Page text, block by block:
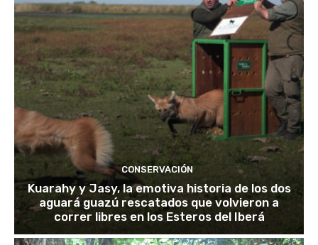
CONSERVACIÓN
Kuarahy y Jasy, la emotiva historia de los dos
aguará guazú rescatados que volvieron a
correr libres en los Esteros del Iberá